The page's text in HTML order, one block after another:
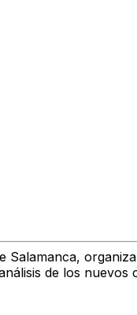
Salamanca,
de los nuevos